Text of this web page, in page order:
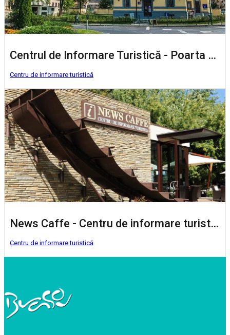
Centrul de Informare Turistică - Poarta Schei
Centru de informare turistică
News Caffe - Centru de informare turistică Brașov
Centru de informare turistică